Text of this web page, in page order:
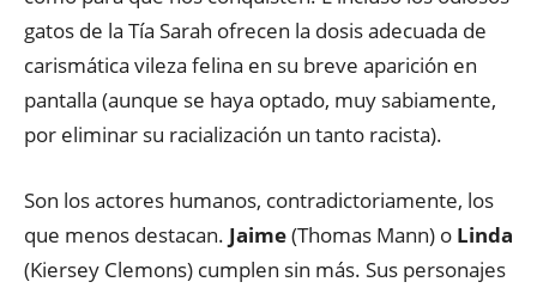
gatos de la Tía Sarah ofrecen la dosis adecuada de
carismática vileza felina en su breve aparición en
pantalla (aunque se haya optado, muy sabiamente,
por eliminar su racialización un tanto racista).
Son los actores humanos, contradictoriamente, los
que menos destacan. Jaime(Thomas Mann) o Linda
(Kiersey Clemons) cumplen sin más. Sus personajes